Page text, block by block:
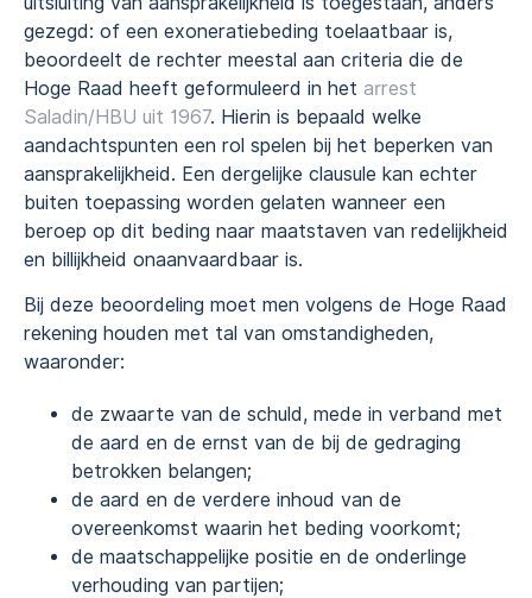
gezegd: of een exoneratiebeding toelaatbaar is,
beoordeelt de rechter meestal aan criteria die de
Hoge Raad heeft geformuleerd in het arrest
Saladin/HBU uit 1967. Hierin is bepaald welke
aandachtspunten een rol spelen bij het beperken van
aansprakelijkheid. Een dergelijke clausule kan echter
buiten toepassing worden gelaten wanneer een
beroep op dit beding naar maatstaven van redelijkheid
en billijkheid onaanvaardbaar is.
Bij deze beoordeling moet men volgens de Hoge Raad
rekening houden met tal van omstandigheden,
waaronder:
de zwaarte van de schuld, mede in verband met
de aard en de ernst van de bij de gedraging
betrokken belangen;
de aard en de verdere inhoud van de
overeenkomst waarin het beding voorkomt;
de maatschappelijke positie en de onderlinge
verhouding van partijen;